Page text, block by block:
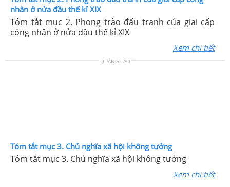
nhân ở nửa đầu thế kỉ XIX
Tóm tắt mục 2. Phong trào đấu tranh của giai cấp
công nhân ở nửa đầu thế kỉ XIX
Xem chi tiết
QUẢNG CÁO
Tóm tắt mục 3. Chủ nghĩa xã hội không tưởng
Tóm tắt mục 3. Chủ nghĩa xã hội không tưởng
Xem chi tiết